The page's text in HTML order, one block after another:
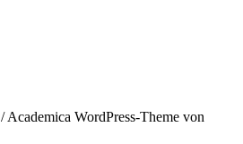
/ Academica WordPress-Theme von